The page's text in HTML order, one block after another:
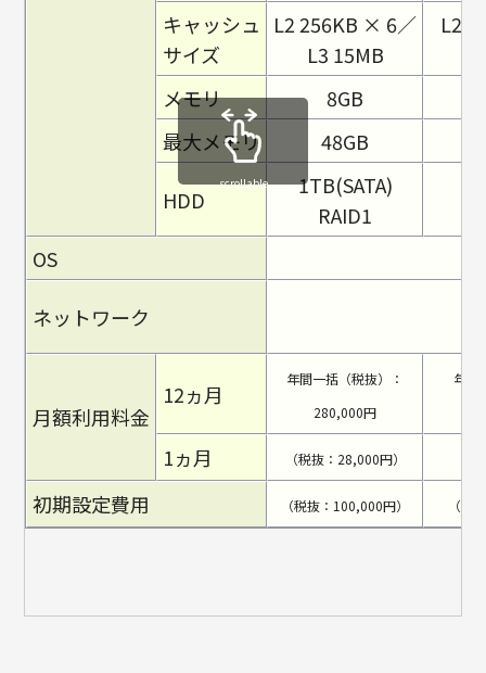
キャッシュ
サイズ
L2 256KB × 6／
L3 15MB
L2
メモリ
8GB
最大メモリ
48GB
HDD
1TB(SATA)
RAID1
OS
ネットワーク
月額利用料金
12ヵ月
年間一括（税抜）：
280,000円
年間
1ヵ月 （税抜：28,000円）
初期設定費用 （税抜：100,000円） （税
scrollable